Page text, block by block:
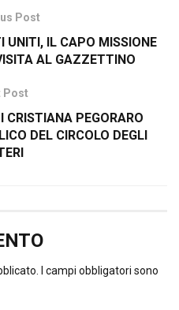
Post
UNITI, IL CAPO MISSIONE
AL GAZZETTINO
Post
CRISTIANA PEGORARO
DEL CIRCOLO DEGLI
I campi obbligatori sono